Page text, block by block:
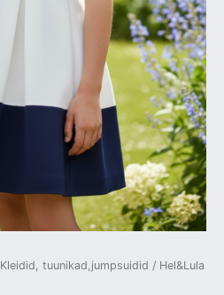
Kleidid, tuunikad,jumpsuidid / Hel&Lula